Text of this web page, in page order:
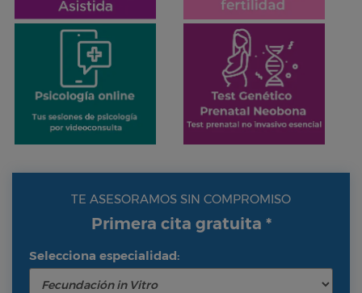
TE ASESORAMOS SIN COMPROMISO
Primera cita gratuita *
Selecciona especialidad: